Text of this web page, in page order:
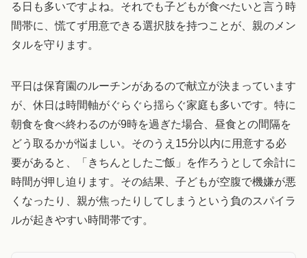
る日も多いですよね。それでも子どもが食べたいと言う時
間帯に、慌てず用意できる選択肢を持つことが、親のメン
タルを守ります。
平日は保育園のルーチンがあるので献立が決まっています
が、休日は時間軸がぐらぐら揺らぐ家庭も多いです。特に
朝食を食べ終わるのが9時を過ぎた場合、昼食との間隔を
どう取るかが悩ましい。そのうえ15分以内に用意する必
要があると、「きちんとしたご飯」を作ろうとして余計に
時間が押し迫ります。その結果、子どもが空腹で機嫌が悪
くなったり、親が焦ったりしてしまうという負のスパイラ
ルが起きやすい時間帯です。